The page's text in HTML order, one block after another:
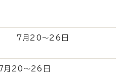
じ 7月20～26日
20～26日